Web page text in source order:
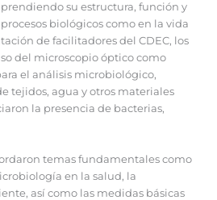
su estructura, función y
biológicos como en la vida
de facilitadores del CDEC, los
del microscopio óptico como
el análisis microbiológico,
tejidos, agua y otros materiales
la presencia de bacterias,
temas fundamentales como
en la salud, la
así como las medidas básicas